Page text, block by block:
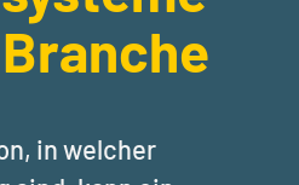
in welcher